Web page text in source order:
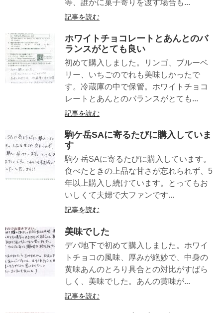
等、誰かに菓子寄りを渡す場合も...
記事を読む
ホワイトチョコレートとあんとのバ
ランスがとても良い
初めて購入しました。リンゴ、ブルーベ
リー、いちごのでれも美味しかったで
す。冷蔵庫の中で保管。ホワイトチョコ
レートとあんとのバランスがとても...
記事を読む
駒ケ岳SAに寄るたびに購入していま
す
駒ケ岳SAに寄るたびに購入しています。
食べたときの上品な甘さが忘れられず、5
年以上購入し続けています。とってもお
いしくて夫婦で大ファンです...
記事を読む
美味でした
デパ地下で初めて購入しました。ホワイ
トチョコの風味、厚みが絶妙で、中身の
黄味あんのとろり具合との対比がすばら
しく、美味でした。あんの黄味が...
記事を読む